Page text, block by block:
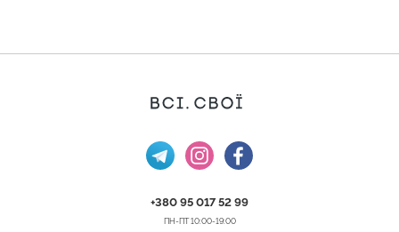
+380 95 017 52 99
ПН-ПТ 10:00-19:00